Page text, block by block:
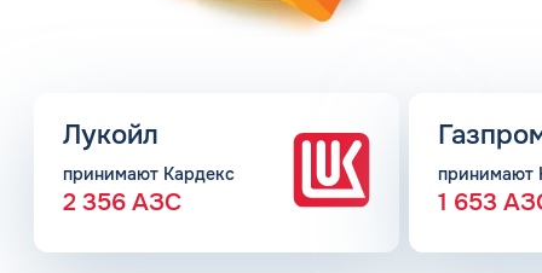
Лукойл
принимают Кардекс
2 356 АЗС
принимают
1 653